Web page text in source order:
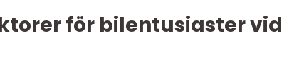
för bilentusiaster vid